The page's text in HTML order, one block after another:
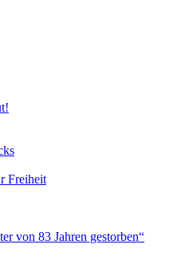
Freiheit
von 83 Jahren gestorben“